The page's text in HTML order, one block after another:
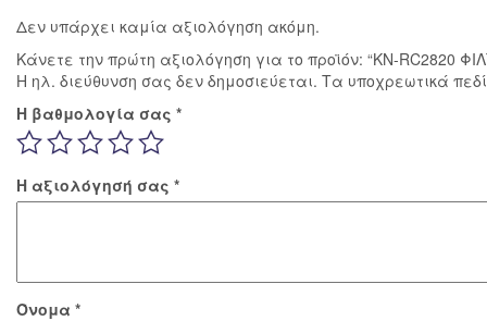
Δεν υπάρχει καμία αξιολόγηση ακόμη.
Κάνετε την πρώτη αξιολόγηση για το προϊόν: “KN-RC2820
Η ηλ. διεύθυνση σας δεν δημοσιεύεται. Τα υποχρεωτικά
Η βαθμολογία σας *
Η αξιολόγησή σας *
Όνομα *